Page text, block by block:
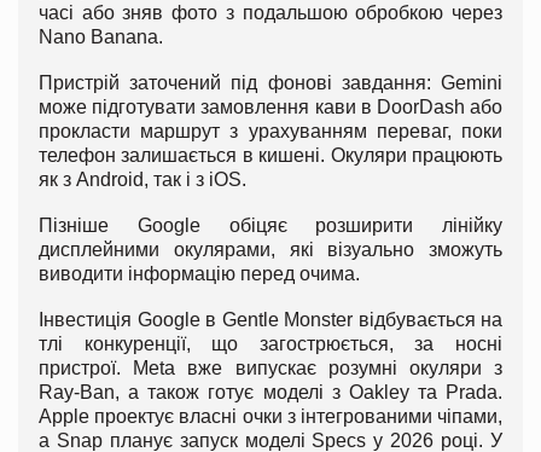
часі або зняв фото з подальшою обробкою через
Nano Banana.
Пристрій заточений під фонові завдання: Gemini
може підготувати замовлення кави в DoorDash або
прокласти маршрут з урахуванням переваг, поки
телефон залишається в кишені. Окуляри працюють
як з Android, так і з iOS.
Пізніше Google обіцяє розширити лінійку
дисплейними окулярами, які візуально зможуть
виводити інформацію перед очима.
Інвестиція Google в Gentle Monster відбувається на
тлі конкуренції, що загострюється, за носні
пристрої. Meta вже випускає розумні окуляри з
Ray-Ban, а також готує моделі з Oakley та Prada.
Apple проектує власні очки з інтегрованими чіпами,
а Snap планує запуск моделі Specs у 2026 році. У